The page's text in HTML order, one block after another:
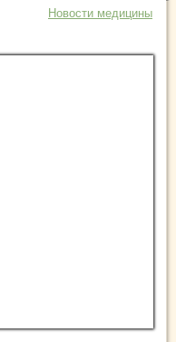
Новости медицины